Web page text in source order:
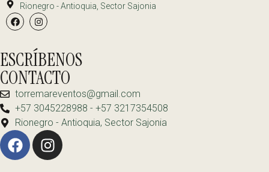
Rionegro - Antioquia, Sector Sajonia
ESCRÍBENOS
CONTACTO
torremareventos@gmail.com
+57 3045228988 - +57 3217354508
Rionegro - Antioquia, Sector Sajonia